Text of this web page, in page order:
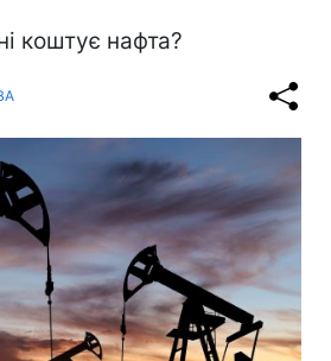
коштує нафта?